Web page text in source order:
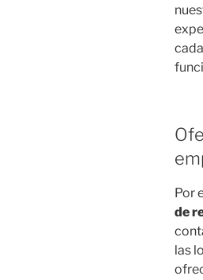
Por
de
las